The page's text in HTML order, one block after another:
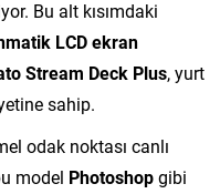
Bu alt kısımdaki
LCD ekran
Stream Deck Plus, yurt
sahip.
odak noktası canlı
model Photoshopgibi